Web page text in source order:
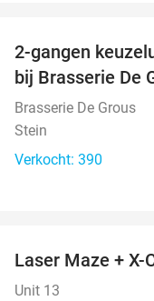
2-gangen
bij Brasserie De
Brasserie De Grous
Stein
Verkocht: 390
Laser Maze + X-
Unit 13